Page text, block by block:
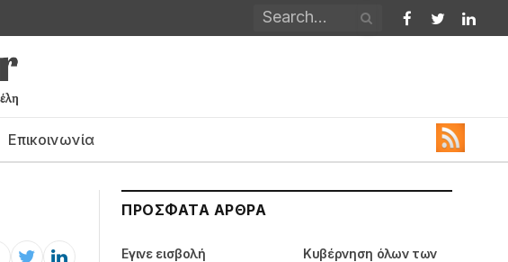
Facebook
Twitter
Επικοινωνία
ΠΡΌΣΦΑΤΑ ΆΡΘΡΑ
Εγινε εισβολή
Κυβέρνηση όλων των